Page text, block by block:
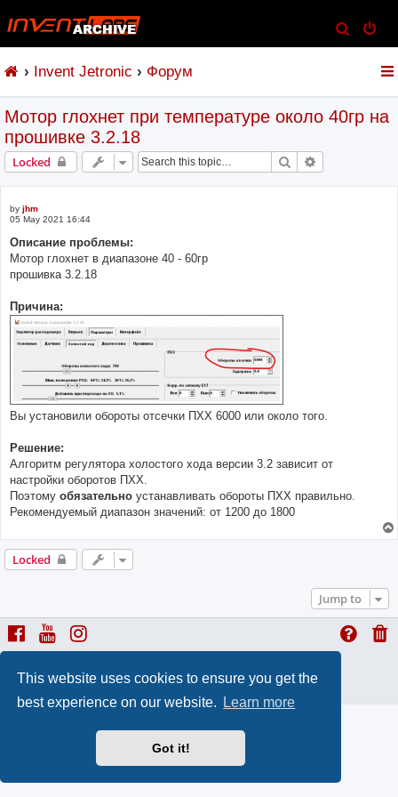
This website uses cookies to ensure you get the
best experience on our website.
Learn more
Got it!
e
c
Invent Jetronic Форум
Мотор глохнет при температуре около 40гр на
прошивке 3.2.18
Locked Search
by jhm
05 May 2021 16:44
Описание проблемы:
Мотор глохнет в диапазоне 40 - 60гр
прошивка 3.2.18
Причина:
Вы установили обороты отсечки ПХХ 6000 или около того.
Решение:
Алгоритм регулятора холостого хода версии 3.2 зависит от
настройки оборотов ПХХ.
Поэтому обязательно устанавливать обороты ПХХ правильно.
Рекомендуемый диапазон значений: от 1200 до 1800
Locked
Jump to
Powered byphpBB® Forum Software © phpBB Limited